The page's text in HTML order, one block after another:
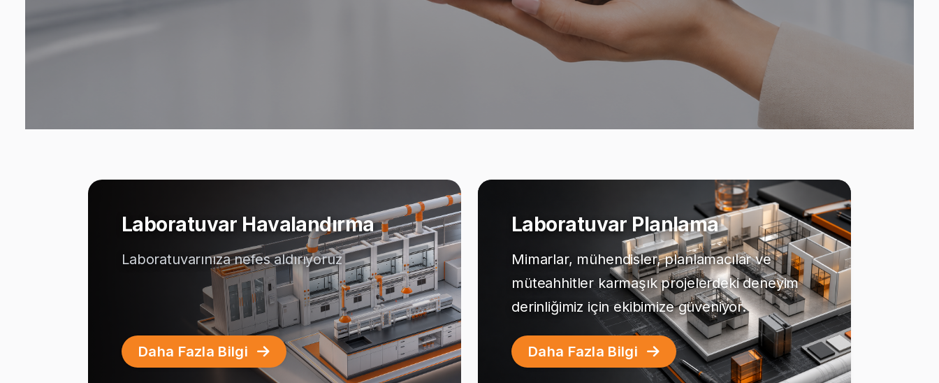
Laboratuvar Havalandırma
Laboratuvarınıza nefes aldırıyoruz
Daha Fazla Bilgi
Laboratuvar Planlama
Mimarlar, mühendisler, planlamacılar ve
müteahhitler karmaşık projelerdeki deneyim
derinliğimiz için ekibimize güveniyor.
Daha Fazla Bilgi